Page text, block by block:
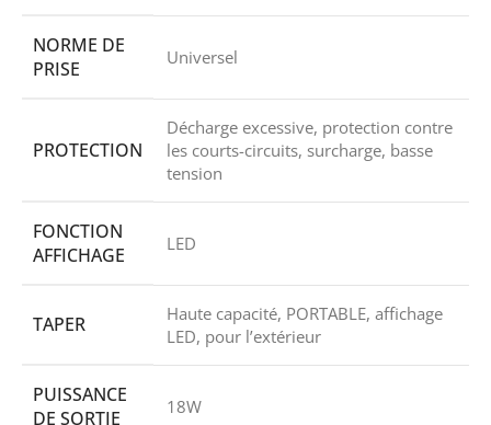
NORME DE
PRISE
Universel
PROTECTION
Décharge excessive, protection contre
les courts-circuits, surcharge, basse
tension
FONCTION
AFFICHAGE
LED
TAPER
Haute capacité, PORTABLE, affichage
LED, pour l’extérieur
PUISSANCE
DE SORTIE
18W